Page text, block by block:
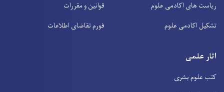
ریاست های اکادمی علوم
تشکیل اکادمی علوم
قوانین و مقررات
فورم تقاضای اطلاعات
اثار علمی
کتب علوم بشری